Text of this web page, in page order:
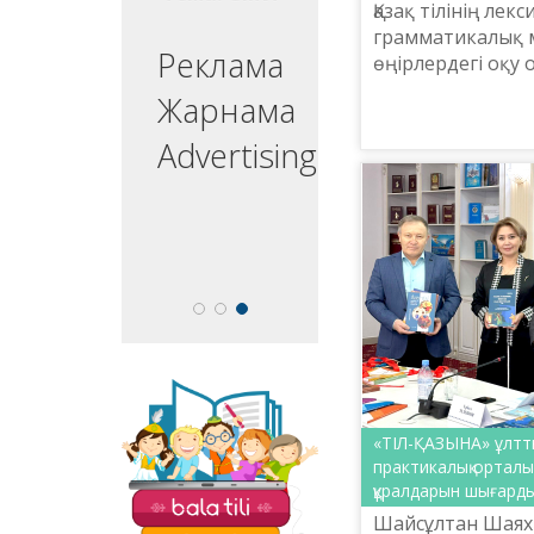
Реклама
Жарнама
Advertising
На сайте «Balatili.kz»
представлены
разнообразные
задания и
упражнения для
обучения детей
Қазақ тілінің
өңірлердегі
«ТІЛ-ҚАЗЫНА»
практикалық
құралдарын
Шайсұлтан